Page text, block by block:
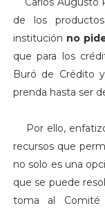
de los
institución no
que para los
Buró de Crédito
prenda hasta ser
Por ello,
recursos que
no solo es una
que se puede
toma al Comité